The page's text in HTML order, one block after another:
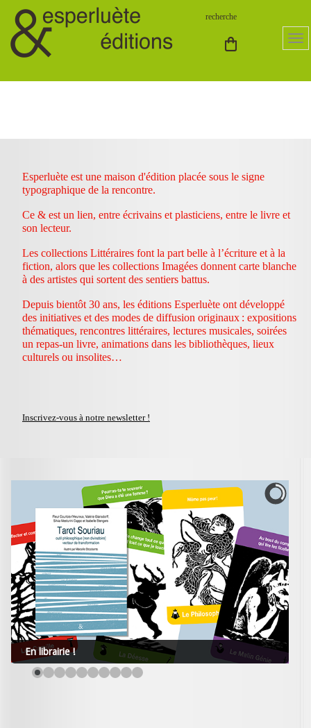
Esperluète est une maison d'édition placée sous le signe
typographique de la rencontre.
Ce & est un lien, entre écrivains et plasticiens, entre le livre et
son lecteur.
Les collections Littéraires font la part belle à l’écriture et à la
fiction, alors que les collections Imagées donnent carte blanche
à des artistes qui sortent des sentiers battus.
Depuis bientôt 30 ans, les éditions Esperluète ont développé
des initiatives et des modes de diffusion originaux : expositions
thématiques, rencontres littéraires, lectures musicales, soirées
un repas-un livre, animations dans les bibliothèques, lieux
culturels ou insolites…
Inscrivez-vous à notre newsletter !
En librairie !